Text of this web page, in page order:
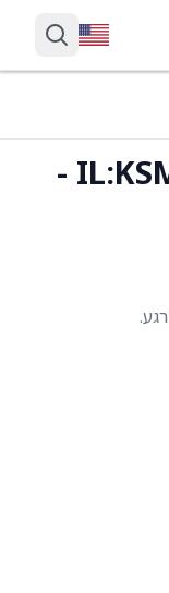
IL:KSM.F153 (IL:KSM.F153) -